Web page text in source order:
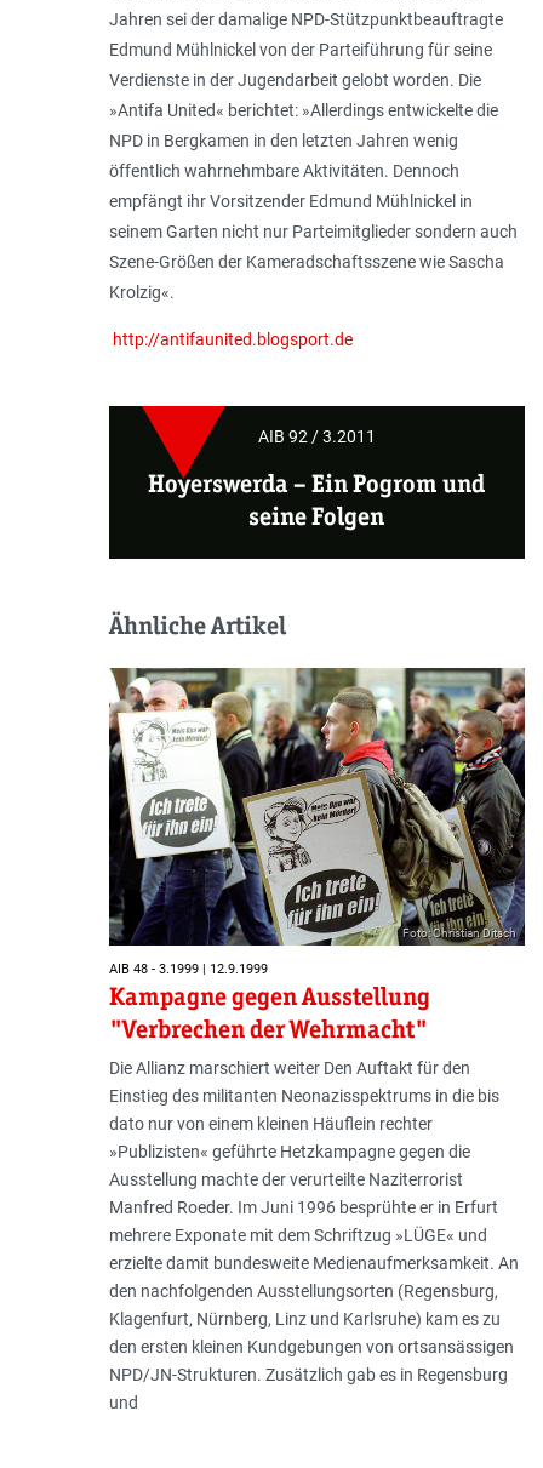
Jahren sei der damalige NPD-Stützpunktbeauftragte
Edmund Mühlnickel von der Parteiführung für seine
Verdienste in der Jugendarbeit gelobt worden. Die
»Antifa United« berichtet: »Allerdings entwickelte die
NPD in Bergkamen in den letzten Jahren wenig
öffentlich wahrnehmbare Aktivitäten. Dennoch
empfängt ihr Vorsitzender Edmund Mühlnickel in
seinem Garten nicht nur Parteimitglieder sondern auch
Szene-Größen der Kameradschaftsszene wie Sascha
Krolzig«.
http://antifaunited.blogsport.de
AIB 92 / 3.2011
Hoyerswerda –Ein Pogrom und
seine Folgen
Ähnliche Artikel
Foto: Christian Ditsch
AIB 48 - 3.1999 | 12.9.1999
Kampagne gegen Ausstellung
"Verbrechen der Wehrmacht"
Die Allianz marschiert weiter Den Auftakt für den
Einstieg des militanten Neonazisspektrums in die bis
dato nur von einem kleinen Häuflein rechter
»Publizisten« geführte Hetzkampagne gegen die
Ausstellung machte der verurteilte Naziterrorist
Manfred Roeder. Im Juni 1996 besprühte er in Erfurt
mehrere Exponate mit dem Schriftzug »LÜGE« und
erzielte damit bundesweite Medienaufmerksamkeit. An
den nachfolgenden Ausstellungsorten (Regensburg,
Klagenfurt, Nürnberg, Linz und Karlsruhe) kam es zu
den ersten kleinen Kundgebungen von ortsansässigen
NPD/JN-Strukturen. Zusätzlich gab es in Regensburg
und